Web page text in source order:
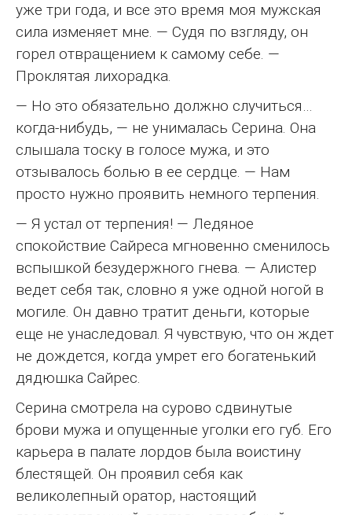
уже три года, и все это время моя мужская
сила изменяет мне. — Судя по взгляду, он
горел отвращением к самому себе. —
Проклятая лихорадка.
— Но это обязательно должно случиться…
когда-нибудь, — не унималась Серина. Она
слышала тоску в голосе мужа, и это
отзывалось болью в ее сердце. — Нам
просто нужно проявить немного терпения.
— Я устал от терпения! — Ледяное
спокойствие Сайреса мгновенно сменилось
вспышкой безудержного гнева. — Алистер
ведет себя так, словно я уже одной ногой в
могиле. Он давно тратит деньги, которые
еще не унаследовал. Я чувствую, что он ждет
не дождется, когда умрет его богатенький
дядюшка Сайрес.
Серина смотрела на сурово сдвинутые
брови мужа и опущенные уголки его губ. Его
карьера в палате лордов была воистину
блестящей. Он проявил себя как
великолепный оратор, настоящий